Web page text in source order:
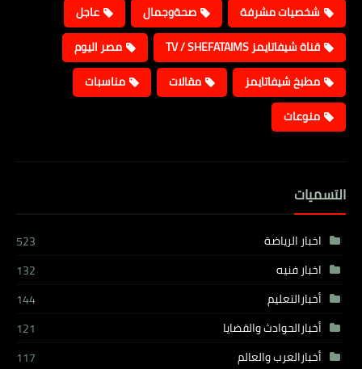
شخصيات مشرفة
صحةوجمال
عاجل
قناة شيفاتايمز TV / SHEFATAIMS
مصر اليوم
مطبخ شيفاتايمز
مقالات
مناسبات
منوعات
التسميات
اخبار الرياضة
523
اخبار فنيه
132
أخبارالتعليم
144
أخبارالحوادث والقضايا
121
أخبارالعرب والعالم
117